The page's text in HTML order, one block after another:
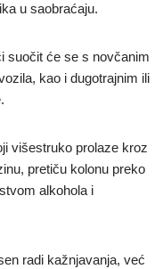
u saobraćaju.
suočit će se s novčanim
kao i dugotrajnim ili
višestruko prolaze kroz
pretiču kolonu preko
alkohola i
radi kažnjavanja, već